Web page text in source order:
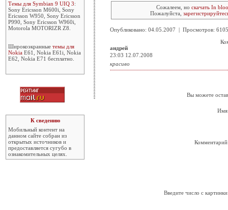
Темы для Symbian 9 UIQ 3:
Sony Ericsson M600i, Sony
Ericsson W950, Sony Ericsson
P990, Sony Ericsson W960i,
Motorola MOTORIZR Z8.
Широкоэкранные темы для
Nokia E61, Nokia E61i, Nokia
E62, Nokia E71 бесплатно.
К сведению
Мобильный контент на
данном сайте собран из
открытых источников и
предоставляется сугубо в
ознакомительных целях.
Сожалеем, но скачать In
Пожалуйста,
Опубликовано: 04.05.2007 | Просмотров:
андрей
23:03 12.07.2008
красиво
Вы можете
Введите число с